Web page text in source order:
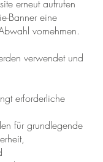
erneut aufrufen
Banner eine
vornehmen.
verwendet und
erforderliche
für grundlegende